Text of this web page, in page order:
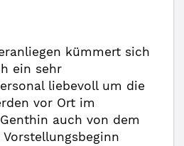
kümmert sich
ein sehr
liebevoll um die
vor Ort im
auch von dem